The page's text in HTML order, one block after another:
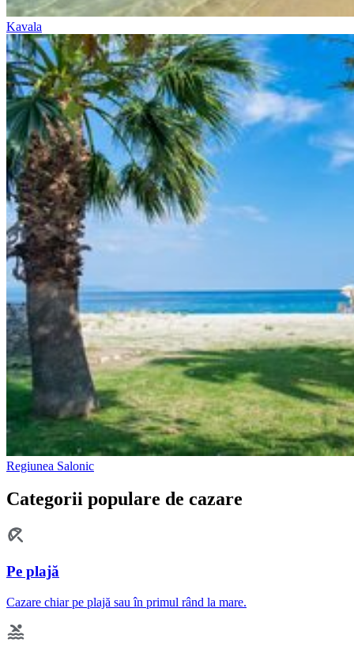
Kavala
Regiunea Salonic
Categorii populare de cazare
Pe plajă
Cazare chiar pe plajă sau în primul rând la mare.